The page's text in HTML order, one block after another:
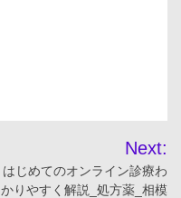
Next:
はじめてのオンライン診療わ
かりやすく解説_処方薬_相模